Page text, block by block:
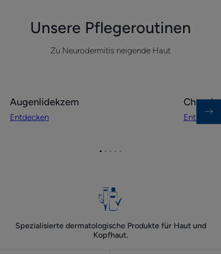
Unsere Pflegeroutinen
Zu Neurodermitis neigende Haut
Augenlidekzem
Augenlidekzem
Entdecken
Zum
Zum
ZumZumZum
Spezialisierte dermatologische Produkte für Haut und
Kopfhaut.